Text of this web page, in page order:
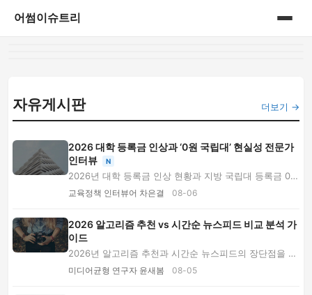
어썸이슈트리
자유게시판
2026 대학 등록금 인상과 ‘0원 국립대’ 현실성 전문가
인터뷰
N
2026년 대학 등록금 인상 현황과 지방 국립대 등록금 0원
정책의 현실성을 전문가 Q&A로 분석합니다. 국...
교육정책 인터뷰어 차은결 08-06
2026 알고리즘 추천 vs 시간순 뉴스피드 비교 분석 가
이드
2026년 알고리즘 추천과 시간순 뉴스피드의 장단점을 속
도, 편향, 맥락, 피로도 기준으로 비교합니다. ...
미디어균형 연구자 윤새봄 08-05
더보기 →